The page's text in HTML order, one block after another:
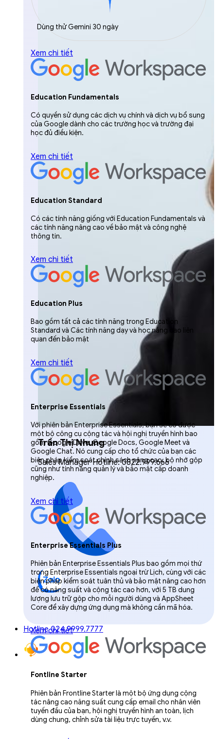
Trần Thị Nhung
Sales Manager Hotline: 0822.999.666
Hotline 024.9999.7777
Dùng thử Gemini 30 ngày
Xem chi tiết
Education Fundamentals
Có quyền sử dụng các dịch vụ chính và dịch vụ bổ sung
của Google dành cho các trường học và trường đại
học đủ điều kiện.
Xem chi tiết
Education Standard
Có các tính năng giống với Education Fundamentals và
các tính năng nâng cao về bảo mật và công nghệ
thông tin.
Xem chi tiết
Education Plus
Bao gồm tất cả các tính năng trong Education
Standard và Các tính năng dạy và học nâng cao liên
quan đến bảo mật
Xem chi tiết
Enterprise Essentials
Với phiên bản Enterprise Essentials, bạn sẽ có được
một bộ công cụ cộng tác và hội nghị truyền hình bao
gồm Google Drive, Google Docs, Google Meet và
Google Chat. Nó cung cấp cho tổ chức của bạn các
biện pháp kiểm soát chính sách nâng cao, bộ nhớ gộp
cũng như tính năng quản lý và bảo mật cấp doanh
nghiệp.
Xem chi tiết
Enterprise Essentials Plus
Phiên bản Enterprise Essentials Plus bao gồm mọi thứ
trong Enterprise Essentials ngoại trừ Lịch, cùng với các
biện pháp kiểm soát tuân thủ và bảo mật nâng cao hơn
để có năng suất và cộng tác cao hơn, với 5 TB dung
lượng lưu trữ gộp cho mỗi người dùng và AppSheet
Core để xây dựng ứng dụng mà không cần mã hóa.
Xem chi tiết
Fontline Starter
Phiên bản Frontline Starter là một bộ ứng dụng cộng
tác nâng cao năng suất cung cấp email cho nhân viên
tuyến đầu của bạn, hội nghị truyền hình an toàn, lịch
dùng chung, chỉnh sửa tài liệu trực tuyến, v.v.